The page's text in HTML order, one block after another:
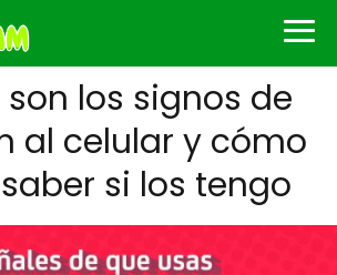
los signos de
al celular y cómo
si los tengo